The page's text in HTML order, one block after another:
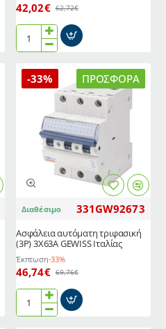
42,02€ 62,72€
Ασφάλεια
τριφασική
(3P)
GEWISS
Ιταλίας
ΠΡΟΣΦΟΡΆ
-33%
Διαθέσιμο 331GW92673
Ασφάλεια αυτόματη τριφασική
(3P) 3Χ63A GEWISS Ιταλίας
Έκπτωση-33%
46,74€ 69,76€
Ασφάλεια